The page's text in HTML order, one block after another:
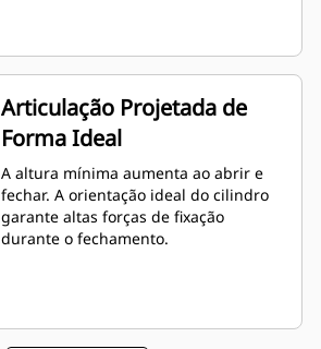
Articulação Projetada de
Forma Ideal
A altura mínima aumenta ao abrir e
fechar. A orientação ideal do cilindro
garante altas forças de fixação
durante o fechamento.